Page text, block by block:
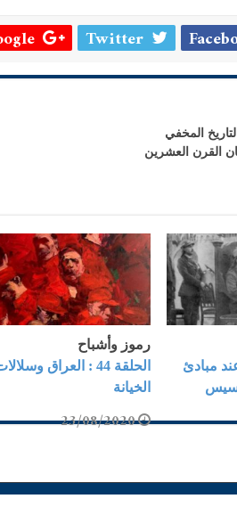
Twitter
+
رقم 3 : التاريخ المخفي
القرن العشرين
عند مبادئ
رموز وأشباح
الحلقة 44 : العراق
الخيانة
23/08/2020